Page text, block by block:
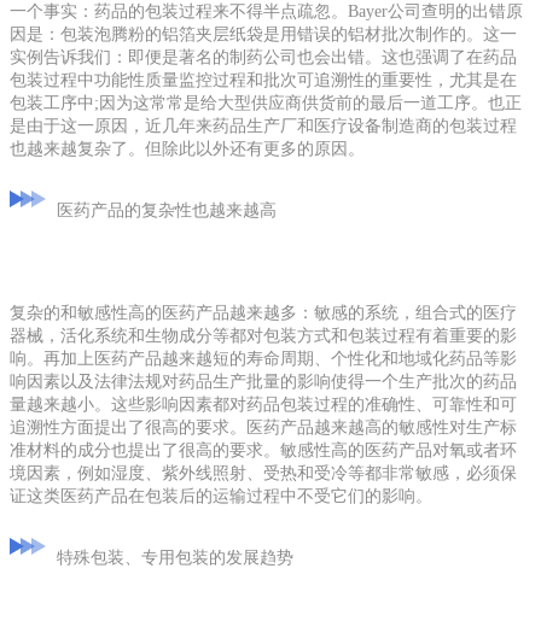
一个事实：药品的包装过程来不得半点疏忽。Bayer公司查明的出错原
因是：包装泡腾粉的铝箔夹层纸袋是用错误的铝材批次制作的。这一
实例告诉我们：即便是著名的制药公司也会出错。这也强调了在药品
包装过程中功能性质量监控过程和批次可追溯性的重要性，尤其是在
包装工序中;因为这常常是给大型供应商供货前的最后一道工序。也正
是由于这一原因，近几年来药品生产厂和医疗设备制造商的包装过程
也越来越复杂了。但除此以外还有更多的原因。
医药产品的复杂性也越来越高
复杂的和敏感性高的医药产品越来越多：敏感的系统，组合式的医疗
器械，活化系统和生物成分等都对包装方式和包装过程有着重要的影
响。再加上医药产品越来越短的寿命周期、个性化和地域化药品等影
响因素以及法律法规对药品生产批量的影响使得一个生产批次的药品
量越来越小。这些影响因素都对药品包装过程的准确性、可靠性和可
追溯性方面提出了很高的要求。医药产品越来越高的敏感性对生产标
准材料的成分也提出了很高的要求。敏感性高的医药产品对氧或者环
境因素，例如湿度、紫外线照射、受热和受冷等都非常敏感，必须保
证这类医药产品在包装后的运输过程中不受它们的影响。
特殊包装、专用包装的发展趋势